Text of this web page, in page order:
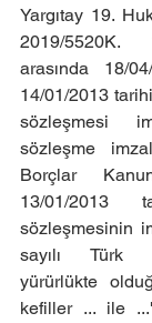
Yargıtay 19.
2019/5520K.
arasında 18/
14/01/2013
sözleşmesi
sözleşme
Borçlar
13/01/2013
sözleşmesinin
sayılı Türk
yürürlükte
kefiller ... ile